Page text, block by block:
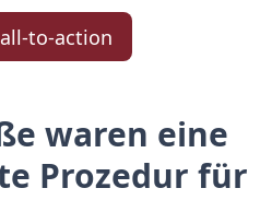
to-action
waren eine
Prozedur für